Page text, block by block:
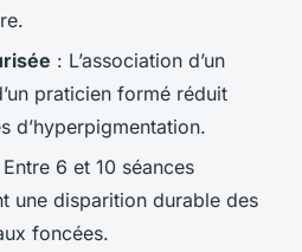
: L’association d’un
praticien formé réduit
d’hyperpigmentation.
6 et 10 séances
une disparition durable des
foncées.